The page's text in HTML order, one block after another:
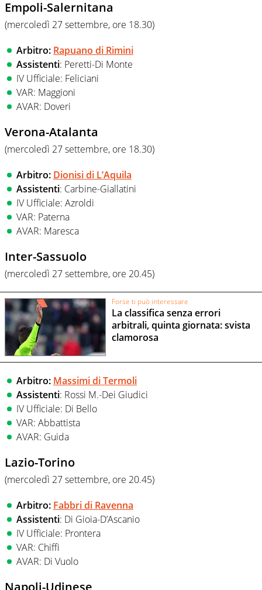
Empoli-Salernitana
(mercoledì 27 settembre, ore 18.30)
Arbitro: Rapuano di Rimini
Assistenti: Peretti-Di Monte
IV Ufficiale: Feliciani
VAR: Maggioni
AVAR: Doveri
Verona-Atalanta
(mercoledì 27 settembre, ore 18.30)
Arbitro: Dionisi di L’Aquila
Assistenti: Carbine-Giallatini
IV Ufficiale: Azroldi
VAR: Paterna
AVAR: Maresca
Inter-Sassuolo
(mercoledì 27 settembre, ore 20.45)
Forse ti può interessare
La classifica senza errori
arbitrali, quinta giornata: svista
clamorosa
Arbitro: Massimi di Termoli
Assistenti: Rossi M.-Dei Giudici
IV Ufficiale: Di Bello
VAR: Abbattista
AVAR: Guida
Lazio-Torino
(mercoledì 27 settembre, ore 20.45)
Arbitro: Fabbri di Ravenna
Assistenti: Di Gioia-D’Ascanio
IV Ufficiale: Prontera
VAR: Chiffi
AVAR: Di Vuolo
Napoli-Udinese